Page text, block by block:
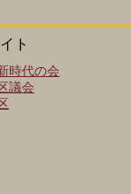
ト
時代の会
議会